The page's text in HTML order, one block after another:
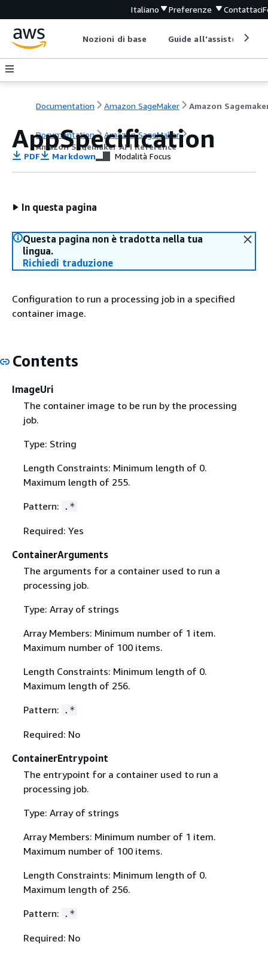
Italiano Preferenze Contattaci
Nozioni di base Guide all'assistenza
Documentation Amazon SageMaker
Documentation
Amazon SageMaker
Amazon Sagemaker API Reference
AppSpecification
PDF Markdown Modalità Focus
In questa pagina
Questa pagina non è tradotta nella tua
lingua.
Richiedi traduzione
Configuration to run a processing job in a specified
container image.
Contents
ImageUri
The container image to be run by the processing
job.
Type: String
Length Constraints: Minimum length of 0.
Maximum length of 255.
Pattern: .*
Required: Yes
ContainerArguments
The arguments for a container used to run a
processing job.
Type: Array of strings
Array Members: Minimum number of 1 item.
Maximum number of 100 items.
Length Constraints: Minimum length of 0.
Maximum length of 256.
Pattern: .*
Required: No
ContainerEntrypoint
The entrypoint for a container used to run a
processing job.
Type: Array of strings
Array Members: Minimum number of 1 item.
Maximum number of 100 items.
Length Constraints: Minimum length of 0.
Maximum length of 256.
Pattern: .*
Required: No